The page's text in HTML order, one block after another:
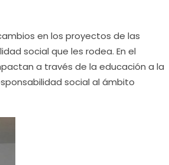
en los proyectos de las
social que les rodea. En el
a través de la educación a la
social al ámbito